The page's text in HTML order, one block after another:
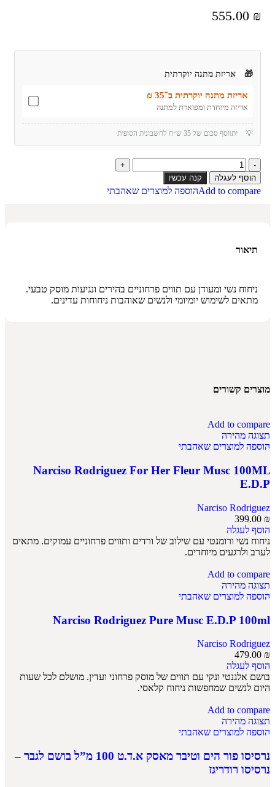
555.00 ₪
🎁 אריזת מתנה יוקרתית
אריזת מתנה יוקרתית ב־35 ₪
אריזה מיוחדת ומפוארת למתנה
💡 יתווסף סכום של 35 ש״ח לחשבונית הסופית
הוסף לעגלה קנה עכשיו
Add to compareהוספה למוצרים שאהבתי
תיאור
ניחוח נשי ומעודן עם תווים פרחוניים בהירים ונגיעות מוסק טבעי.
מתאים לשימוש יומיומי ולנשים שאוהבות ניחוחות עדינים.
מוצרים קשורים
Add to compare
תצוגה מהירה
הוספה למוצרים שאהבתי
Narciso Rodriguez For Her Fleur Musc 100ML
E.D.P
Narciso Rodriguez
399.00 ₪
הוסף לעגלה
ניחוח נשי ורומנטי עם שילוב של ורדים ותווים פרחוניים עמוקים. מתאים
לערב ולרגעים מיוחדים.
Add to compare
תצוגה מהירה
הוספה למוצרים שאהבתי
Narciso Rodriguez Pure Musc E.D.P 100ml
Narciso Rodriguez
479.00 ₪
הוסף לעגלה
בושם אלגנטי ונקי עם תווים של מוסק פרחוני ועדין. מושלם לכל שעות
היום לנשים שמחפשות ניחוח קלאסי.
Add to compare
תצוגה מהירה
הוספה למוצרים שאהבתי
נרסיסו פור הים וטיבר מאסק א.ד.ט 100 מ”ל בושם לגבר –
נרסיסו רודריגז